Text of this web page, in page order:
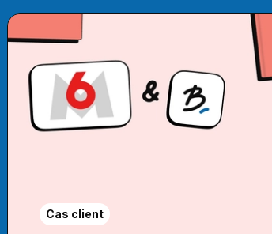
Cas client